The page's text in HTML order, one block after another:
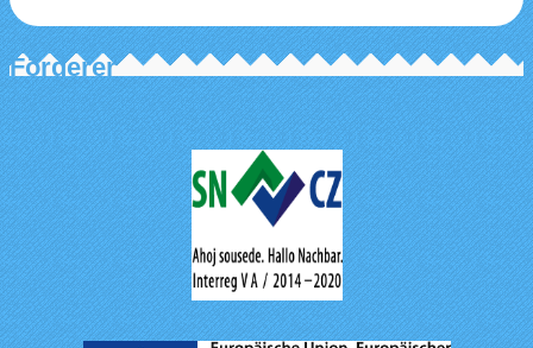
Förderer